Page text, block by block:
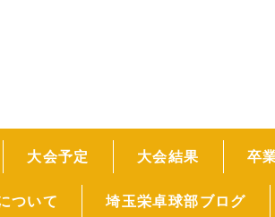
大会予定 大会結果 卒
ついて 埼玉栄卓球部ブログ